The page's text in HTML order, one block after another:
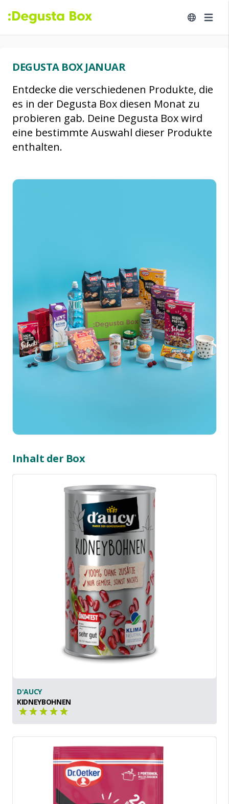
DEGUSTA BOX JANUAR
Entdecke die verschiedenen Produkte, die
es in der Degusta Box diesen Monat zu
probieren gab. Deine Degusta Box wird
eine bestimmte Auswahl dieser Produkte
enthalten.
Inhalt der Box
D'AUCY
KIDNEYBOHNEN